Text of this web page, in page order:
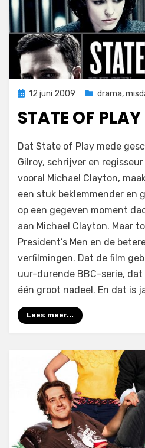
Geplaatst
12 juni 2009 drama,
STATE OF
door Filmofiel.nl
Laat een reactie achter
State
of
Play
Dat State of Play mede
Gilroy, schrijver en
vooral Michael Clayton,
een stuk beklemmender en
op een gegeven moment
aan Michael Clayton. Maar
President’s Men en de
verfilmingen. Dat de film
uur-durende BBC-serie,
één groot nadeel. En dat is
Lees meer...